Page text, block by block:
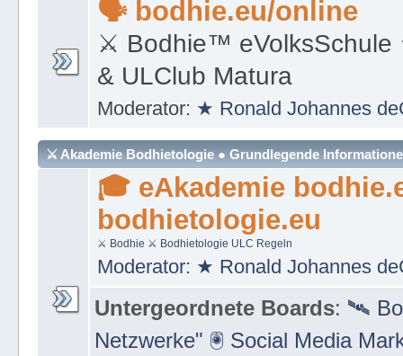
🗣 bodhie.eu/online
⚔ Bodhie™
& ULClub Matura
Moderator:★ Ronald Johannes
⚔ Akademie Bodhietologie ● Grundlegende
🎓 eAkademie
bodhietologie.eu
Moderator:★ Ronald Johannes
Untergeordnete Boards:🛰